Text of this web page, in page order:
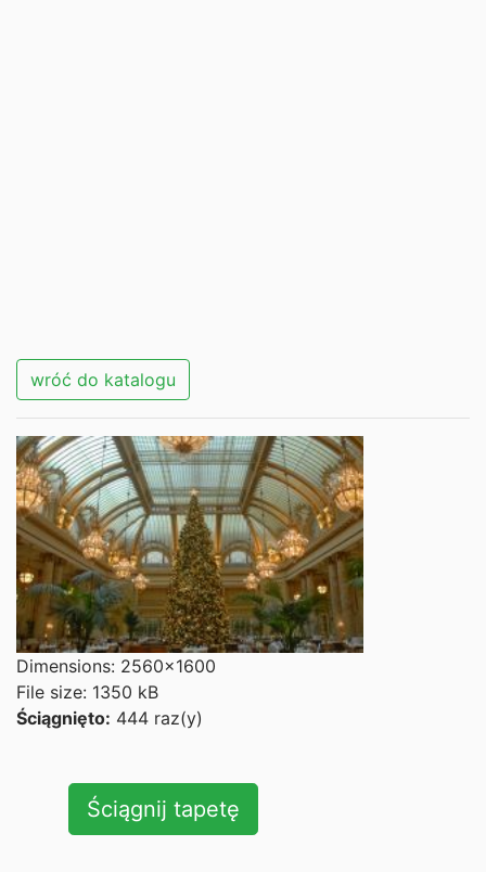
wróć do katalogu
Dimensions: 2560x1600
File size: 1350 kB
Ściągnięto: 444 raz(y)
Ściągnij tapetę